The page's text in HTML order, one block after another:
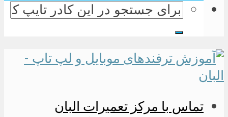
تماس با مرکز تعمیرات البان